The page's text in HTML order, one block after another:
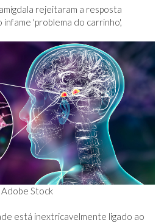
rejeitaram a resposta
infame 'problema do carrinho',
Stock
está inextricavelmente ligado ao